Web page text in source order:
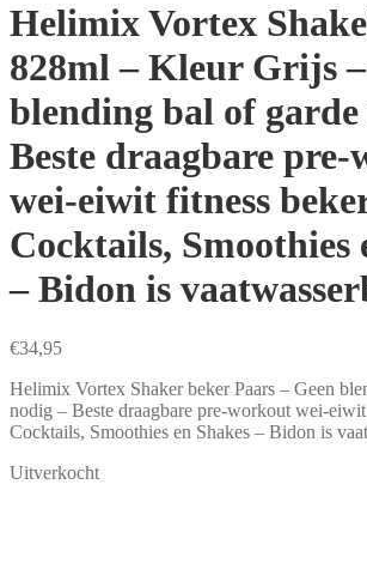
Helimix Vortex
828ml – Kleur Grijs
blending bal of
Beste draagbare
wei-eiwit fitness
Cocktails, Smoothies
– Bidon is
€34,95
Helimix Vortex Shaker beker Paars – Geen
nodig – Beste draagbare pre-workout wei-
Cocktails, Smoothies en Shakes – Bidon is
Uitverkocht